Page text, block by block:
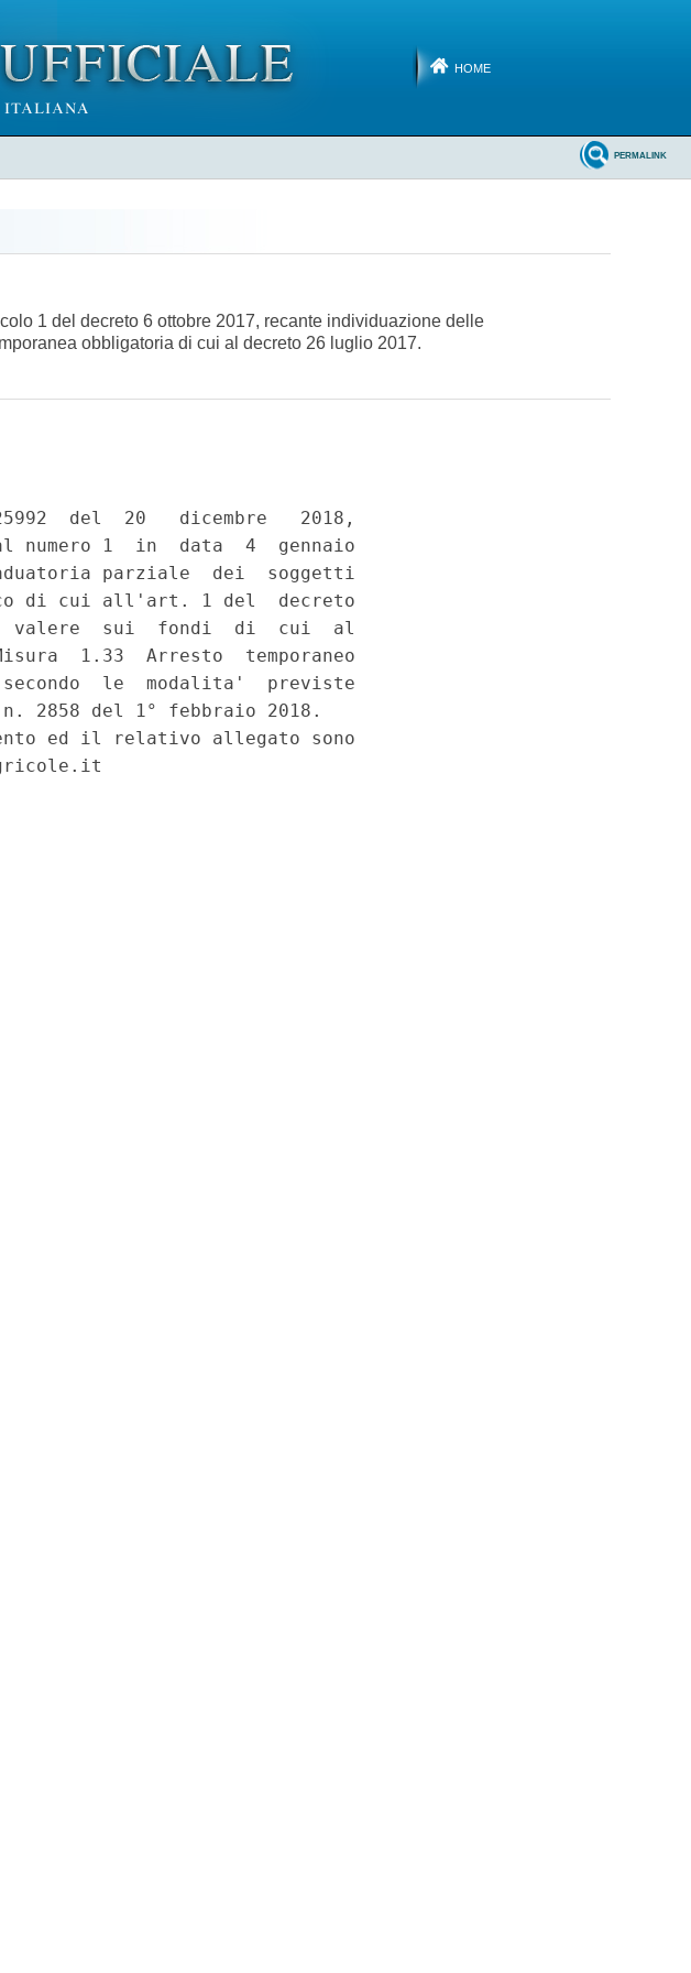
HOME
PERMALINK
1 del decreto 6 ottobre 2017, recante individuazione delle
obbligatoria di cui al decreto 26 luglio 2017.